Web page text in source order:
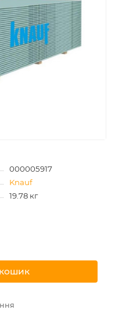
000005917
Knauf
19.78 кг